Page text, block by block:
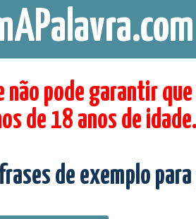
não pode garantir
de 18 anos de idade.
de exemplo